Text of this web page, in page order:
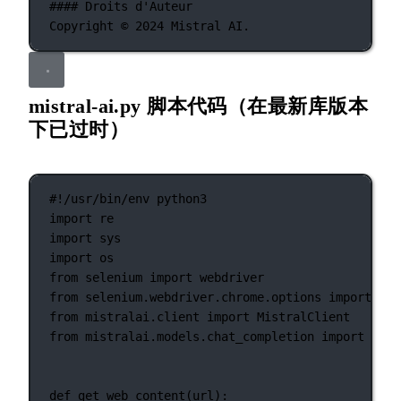
#### Droits d'Auteur
Copyright © 2024 Mistral AI.
mistral-ai.py 脚本代码（在最新库版本
下已过时）
#!/usr/bin/env python3
import re
import sys
import os
from selenium import webdriver
from selenium.webdriver.chrome.options import
from mistralai.client import MistralClient
from mistralai.models.chat_completion import
def get_web_content (url):